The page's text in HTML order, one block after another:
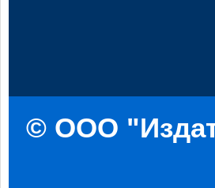
© ООО